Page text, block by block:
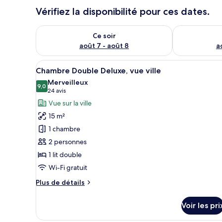
Vérifiez la disponibilité pour ces dates.
Ce soir
août 7 - août 8
Vérifier la disponibilité pour ce soir août 7 - août 8
Vérifier la
Afficher
toutes
les
photos
pour
ce
type
de
chambre :
Chambre
Double
ville
Une chambre moderne avec
13
Chambre Double Deluxe, vue ville
9,09,0 sur 10
Merveilleux
24 avis
(24 avis)
Vue sur la ville
15 m²
1 chambre
2 personnes
1 lit double
Wi-Fi gratuit
Plus de détails
Plus
le
Voir les